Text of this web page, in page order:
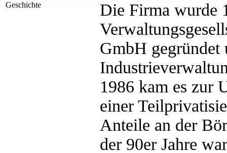
Geschichte
Die Firma wurde
GmbH
1986 kam es zur
einer
Anteile an der
der 90er Jahre